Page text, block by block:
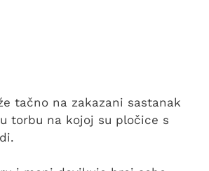
tačno na zakazani sastanak
torbu na kojoj su pločice s